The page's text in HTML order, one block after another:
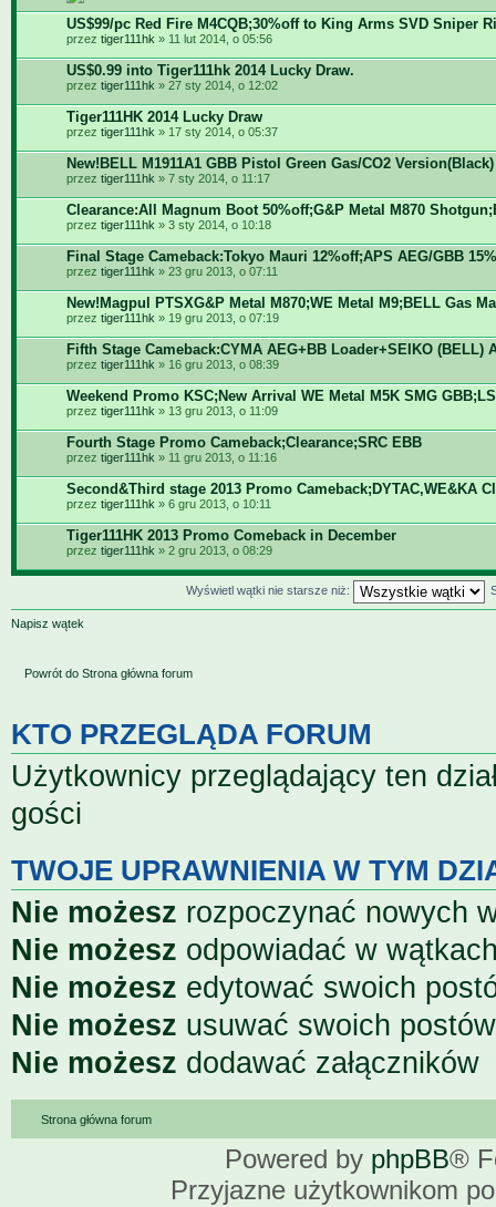
US$99/pc Red Fire M4CQB;30%off to King Arms SVD Sniper
przez tiger111hk » 11 lut 2014, o 05:56
US$0.99 into Tiger111hk 2014 Lucky Draw.
przez tiger111hk » 27 sty 2014, o 12:02
Tiger111HK 2014 Lucky Draw
przez tiger111hk » 17 sty 2014, o 05:37
New!BELL M1911A1 GBB Pistol Green Gas/CO2 Version(Black)
przez tiger111hk » 7 sty 2014, o 11:17
Clearance:All Magnum Boot 50%off;G&P Metal M870
przez tiger111hk » 3 sty 2014, o 10:18
Final Stage Cameback:Tokyo Mauri 12%off;APS AEG/GBB
przez tiger111hk » 23 gru 2013, o 07:11
New!Magpul PTSXG&P Metal M870;WE Metal M9;BELL Gas
przez tiger111hk » 19 gru 2013, o 07:19
Fifth Stage Cameback:CYMA AEG+BB Loader+SEIKO (BELL)
przez tiger111hk » 16 gru 2013, o 08:39
Weekend Promo KSC;New Arrival WE Metal M5K SMG
przez tiger111hk » 13 gru 2013, o 11:09
Fourth Stage Promo Cameback;Clearance;SRC EBB
przez tiger111hk » 11 gru 2013, o 11:16
Second&Third stage 2013 Promo Cameback;DYTAC,WE&KA
przez tiger111hk » 6 gru 2013, o 10:11
Tiger111HK 2013 Promo Comeback in December
przez tiger111hk » 2 gru 2013, o 08:29
Wyświetl wątki nie starsze niż:
Napisz wątek
Powrót do Strona główna forum
KTO PRZEGLĄDA FORUM
Użytkownicy przeglądający ten
gości
TWOJE UPRAWNIENIA W TYM
Nie możesz rozpoczynać nowych
Nie możesz odpowiadać w
Nie możesz edytować swoich
Nie możesz usuwać swoich postów
Nie możesz dodawać załączników
Strona główna forum
Powered by phpBB®
Przyjazne użytkownikom